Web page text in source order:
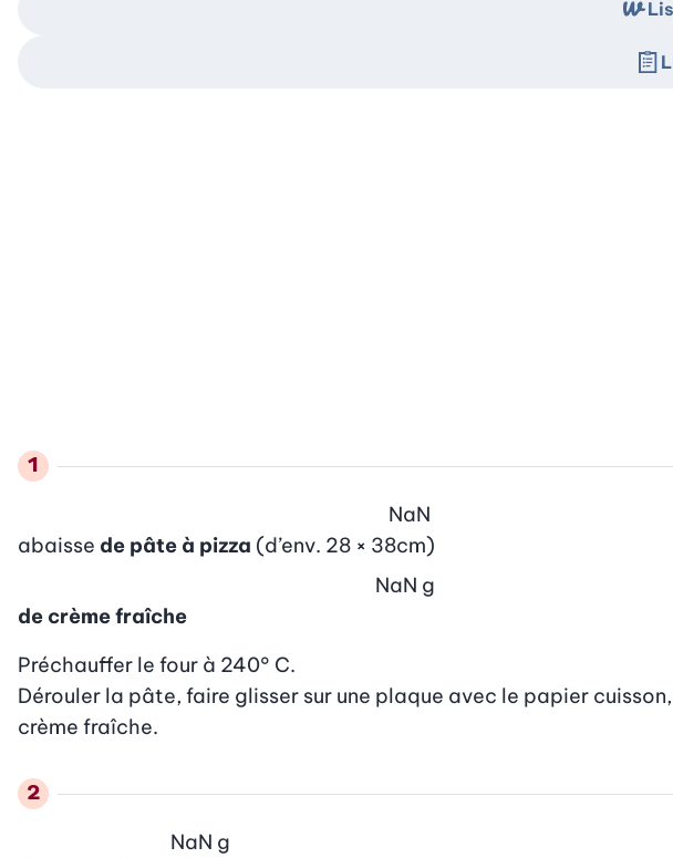
abaisse de pâte à pizza (d’env. 28 × 38cm)
NaN
de crème fraîche
NaN g
Préchauffer le four à 240° C.
Dérouler la pâte, faire glisser sur une plaque avec le papier
crème fraîche.
NaN g